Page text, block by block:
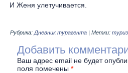
И Женя улетучивается.
Рубрика: Дневник турагента |Метки:
Добавить
Ваш адрес email не будет
поля помечены*